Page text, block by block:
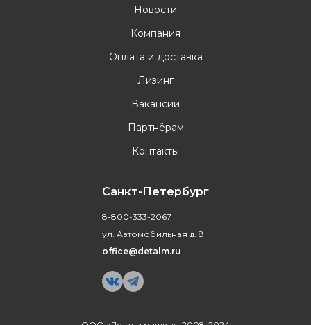
Новости
Компания
Оплата и доставка
Лизинг
Вакансии
Партнёрам
Контакты
Санкт-Петербург
8-800-333-2067
ул. Автомобильная д. 8
office@detalm.ru